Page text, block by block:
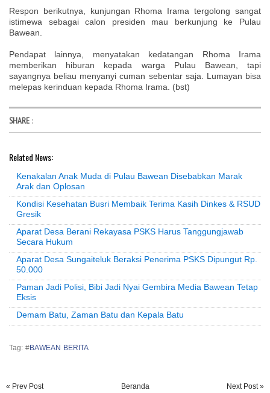
Respon berikutnya, kunjungan Rhoma Irama tergolong sangat
istimewa sebagai calon presiden mau berkunjung ke Pulau
Bawean.
Pendapat lainnya, menyatakan kedatangan Rhoma Irama
memberikan hiburan kepada warga Pulau Bawean, tapi
sayangnya beliau menyanyi cuman sebentar saja. Lumayan bisa
melepas kerinduan kepada Rhoma Irama. (bst)
SHARE :
Related News:
Kenakalan Anak Muda di Pulau Bawean Disebabkan Marak
Arak dan Oplosan
Kondisi Kesehatan Busri Membaik Terima Kasih Dinkes & RSUD
Gresik
Aparat Desa Berani Rekayasa PSKS Harus Tanggungjawab
Secara Hukum
Aparat Desa Sungaiteluk Beraksi Penerima PSKS Dipungut Rp.
50.000
Paman Jadi Polisi, Bibi Jadi Nyai Gembira Media Bawean Tetap
Eksis
Demam Batu, Zaman Batu dan Kepala Batu
Tag: #BAWEAN BERITA
« Prev Post Next Post »
Beranda